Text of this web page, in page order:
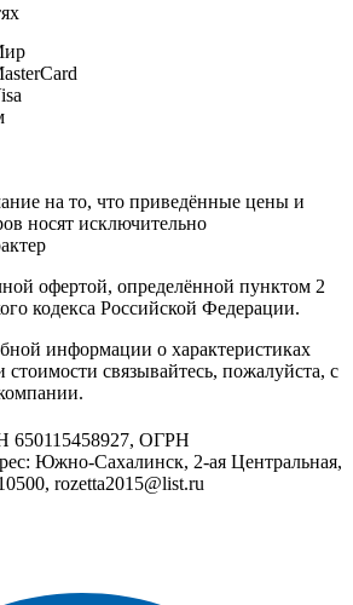
на то, что приведённые цены и
носят исключительно
офертой, определённой пунктом 2
кодекса Российской Федерации.
информации о характеристиках
стоимости связывайтесь, пожалуйста, с
ОГРН
Южно-Сахалинск, 2-ая Центральная,
rozetta2015@list.ru